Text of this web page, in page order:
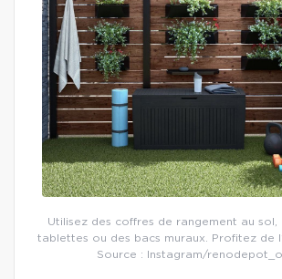
Utilisez des coffres de rangement au sol,
tablettes ou des bacs muraux. Profitez de
Source : Instagram/